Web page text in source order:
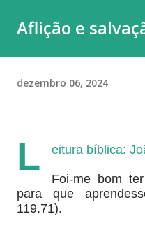
Aflição e
dezembro 06, 2024
L eitura bíblica:
Foi-me bom
para que
119.71).